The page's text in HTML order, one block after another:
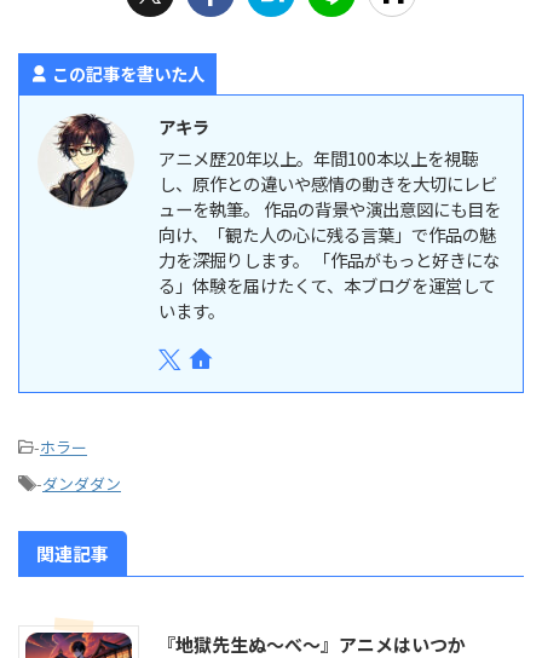
この記事を書いた人
アキラ
アニメ歴20年以上。年間100本以上を視聴
し、原作との違いや感情の動きを大切にレビ
ューを執筆。 作品の背景や演出意図にも目を
向け、「観た人の心に残る言葉」で作品の魅
力を深掘りします。 「作品がもっと好きにな
る」体験を届けたくて、本ブログを運営して
います。
-ホラー
-ダンダダン
関連記事
『地獄先生ぬ～べ～』アニメはいつか